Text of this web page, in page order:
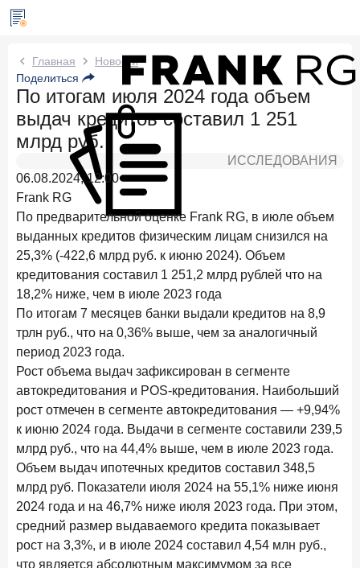
Новости Frank RG
Два дня назад ИССЛЕДОВАНИЕ
По итогам июля 2026 года объем выдач кредитов
составил 1 061,9 млрд руб.
4 августа 2026 года ИССЛЕДОВАНИЕ
Клиентский путь компании МСБ при смене
руководителя в банке обслуживания
24 июля 2026 года ИССЛЕДОВАНИЕ
Ипотека в России: итоги июня 2026 года в цифрах
22 июля 2026 года
Выгодные тарифы на брокерское обслуживание —
существенный фактор выбора брокера
15 июля 2026 года
Клиенты чаще всего узнают о сберегательных
продуктах из рекламы в интернете и на ТВ
9 июля 2026 года
С ростом благосостояния клиентов-сберегателей
увеличивается и склонность к диверсификации
7 июля 2026 года
По итогам июня 2026 года объем выдач кредитов
составил 1 166,4 млрд руб.
3 июля 2026 года
«Скорость измеряется секундами». Новые стандарты
Главная
Новости
Поделиться
По итогам июля 2024 года объем
выдач кредитов составил 1 251
млрд руб.
ИССЛЕДОВАНИЯ
06.08.2024, 12:00
Frank RG
По предварительной оценке Frank RG, в июле объем
выданных кредитов физическим лицам снизился на
25,3% (-422,6 млрд руб. к июню 2024). Объем
кредитования составил 1 251,2 млрд рублей что на
18,2% ниже, чем в июле 2023 года
По итогам 7 месяцев банки выдали кредитов на 8,9
трлн руб., что на 0,36% выше, чем за аналогичный
период 2023 года.
Рост объема выдач зафиксирован в сегменте
автокредитования и POS-кредитования. Наибольший
рост отмечен в сегменте автокредитования — +9,94%
к июню 2024 года. Выдачи в сегменте составили 239,5
млрд руб., что на 44,4% выше, чем в июле 2023 года.
Объем выдач ипотечных кредитов составил 348,5
млрд руб. Показатели июля 2024 на 55,1% ниже июня
2024 года и на 46,7% ниже июля 2023 года. При этом,
средний размер выдаваемого кредита показывает
рост на 3,3%, и в июле 2024 составил 4,54 млн руб.,
что является абсолютным максимумом за все